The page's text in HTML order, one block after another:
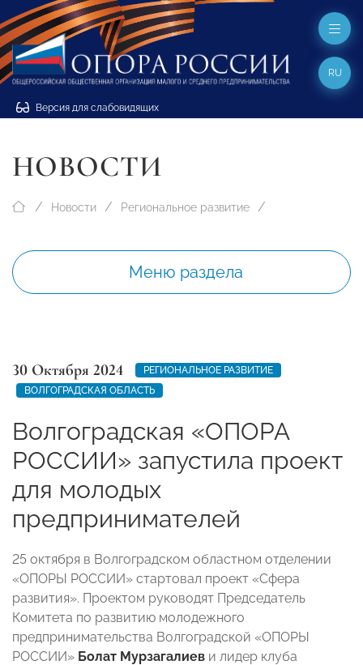
Версия для слабовидящих
RU
НОВОСТИ
Новости Региональное развитие
Меню раздела
30 Октября 2024
РЕГИОНАЛЬНОЕ РАЗВИТИЕ
ВОЛГОГРАДСКАЯ ОБЛАСТЬ
Волгоградская «ОПОРА
РОССИИ» запустила проект
для молодых
предпринимателей
25 октября в Волгоградском областном отделении
«ОПОРЫ РОССИИ» стартовал проект «Сфера
развития». Проектом руководят Председатель
Комитета по развитию молодежного
предпринимательства Волгоградской «ОПОРЫ
РОССИИ» Болат Мурзагалиев и лидер клуба